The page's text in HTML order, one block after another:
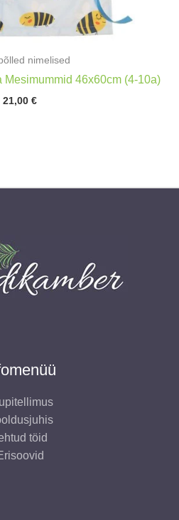
nimelised
Mesimummid 46x60cm (4-10a)
21,00 €
töid